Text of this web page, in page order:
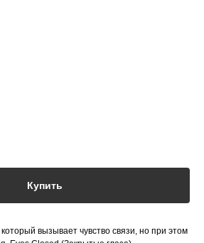
Купить
вызывает чувство связи, но при этом